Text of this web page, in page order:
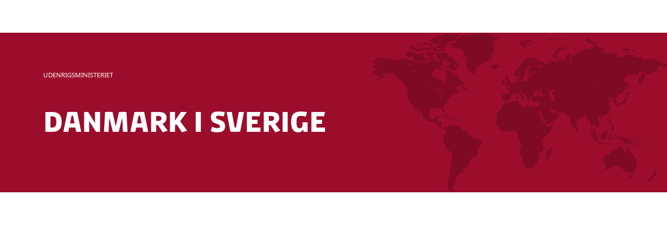
some emails might not be received by the consulate.
If you need contact with the Honorary Consulate, please contact them by phone.
Contact information can be found on this page:
Find Danish embassies and consulates abroad
UDENRIGSMINISTERIET
Danmark i Sverige